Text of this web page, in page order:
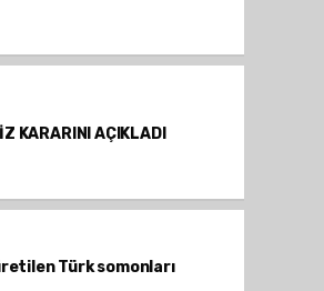
KARARINI AÇIKLADI
Türk somonları